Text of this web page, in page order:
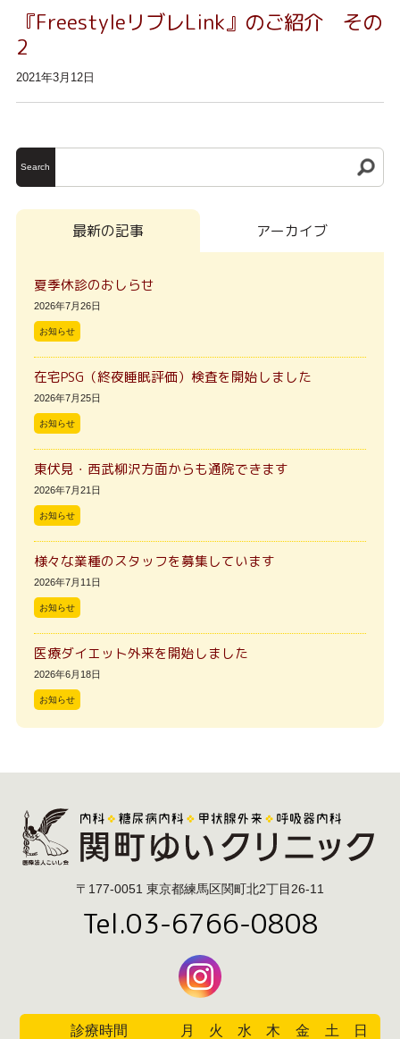
『FreestyleリブレLink』のご紹介 その
2
2021年3月12日
Search
最新の記事 アーカイブ
夏季休診のおしらせ
2026年7月26日
お知らせ
在宅PSG（終夜睡眠評価）検査を開始しました
2026年7月25日
お知らせ
東伏見・西武柳沢方面からも通院できます
2026年7月21日
お知らせ
様々な業種のスタッフを募集しています
2026年7月11日
お知らせ
医療ダイエット外来を開始しました
2026年6月18日
お知らせ
〒177-0051 東京都練馬区関町北2丁目26-11
Tel.03-6766-0808
診療時間 月 火 水 木 金 土 日